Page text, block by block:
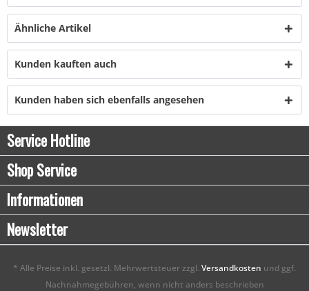
Ähnliche Artikel
Kunden kauften auch
Kunden haben sich ebenfalls angesehen
Service Hotline
Shop Service
Informationen
Newsletter
* Alle Preise inkl. gesetzl. Mehrwertsteuer zzgl. Versandkosten und ggf.
Nachnahmegebühren, wenn nicht anders beschrieben